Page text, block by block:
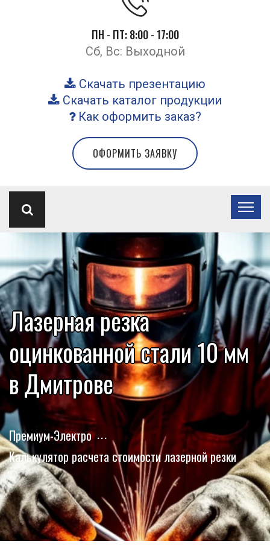
ПН - ПТ: 8:00 - 17:00
Сб, Вс: Выходной
Скачать презентацию
Скачать каталог продукции
Как оформить заказ?
ОФОРМИТЬ ЗАЯВКУ
Лазерная резка
оцинкованной стали 10 мм
в Дмитрове
Премиум-Электро
Калькулятор расчета стоимости лазерной резки